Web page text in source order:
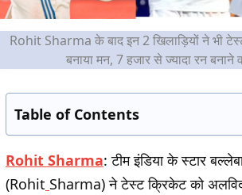
Rohit Sharma के बाद इन 2 खिलाड़ियों ने भी
बनाया मन, 7 हजार से ज्यादा रन बनाने
Table of Contents
Rohit Sharma: टीम इंडिया के स्टार
(Rohit Sharma) ने टेस्ट क्रिकेट को